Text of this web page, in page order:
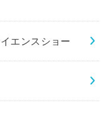
エンスショー